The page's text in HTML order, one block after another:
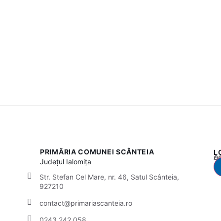
PRIMĂRIA COMUNEI SCÂNTEIA
Județul Ialomița
Str. Stefan Cel Mare, nr. 46, Satul Scânteia,
927210
contact@primariascanteia.ro